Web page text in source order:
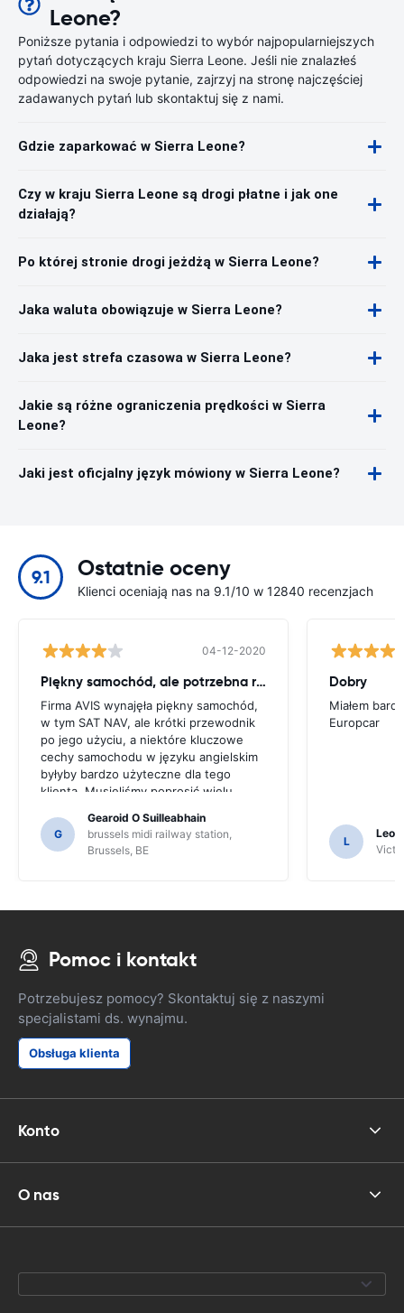
Leone?
Poniższe pytania i odpowiedzi to wybór najpopularniejszych
pytań dotyczących kraju Sierra Leone. Jeśli nie znalazłeś
odpowiedzi na swoje pytanie, zajrzyj na stronę najczęściej
zadawanych pytań lub skontaktuj się z nami.
Gdzie zaparkować w Sierra Leone?
Czy w kraju Sierra Leone są drogi płatne i jak one
działają?
Po której stronie drogi jeżdżą w Sierra Leone?
Jaka waluta obowiązuje w Sierra Leone?
Jaka jest strefa czasowa w Sierra Leone?
Jakie są różne ograniczenia prędkości w Sierra
Leone?
Jaki jest oficjalny język mówiony w Sierra Leone?
9.1 Ostatnie oceny
Klienci oceniają nas na 9.1/10 w 12840 recenzjach
04-12-2020
Piękny samochód, ale potrzebna rada
Firma AVIS wynajęła piękny samochód,
w tym SAT NAV, ale krótki przewodnik
po jego użyciu, a niektóre kluczowe
cechy samochodu w języku angielskim
byłyby bardzo użyteczne dla tego
klienta. Musieliśmy poprosić wielu
dlatego, że mogliśmy nie zorientować
się w funkcjach SAT NAV.
G
Gearoid O Suilleabhain
brussels midi railway station,
Brussels, BE
Dobry
Miałem
Europcar
L
Pomoc i kontakt
Potrzebujesz pomocy? Skontaktuj się z naszymi
specjalistami ds. wynajmu.
Obsługa klienta
Konto
O nas